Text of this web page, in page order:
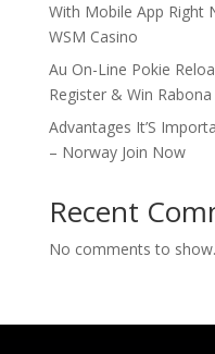
With Mobile App Right
WSM Casino
Au On-Line Pokie
Register & Win Rabona
Advantages It’S
– Norway Join Now
Recent
No comments to show.